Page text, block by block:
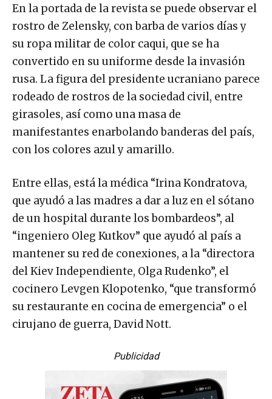
En la portada de la revista se puede observar el
rostro de Zelensky, con barba de varios días y
su ropa militar de color caqui, que se ha
convertido en su uniforme desde la invasión
rusa. La figura del presidente ucraniano parece
rodeado de rostros de la sociedad civil, entre
girasoles, así como una masa de
manifestantes enarbolando banderas del país,
con los colores azul y amarillo.
Entre ellas, está la médica “Irina Kondratova,
que ayudó a las madres a dar a luz en el sótano
de un hospital durante los bombardeos”, al
“ingeniero Oleg Kutkov” que ayudó al país a
mantener su red de conexiones, a la “directora
del Kiev Independiente, Olga Rudenko”, el
cocinero Levgen Klopotenko, “que transformó
su restaurante en cocina de emergencia” o el
cirujano de guerra, David Nott.
Publicidad